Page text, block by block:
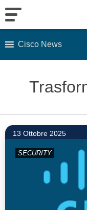
Cisco News
13 Ottobre 2025
SECURITY